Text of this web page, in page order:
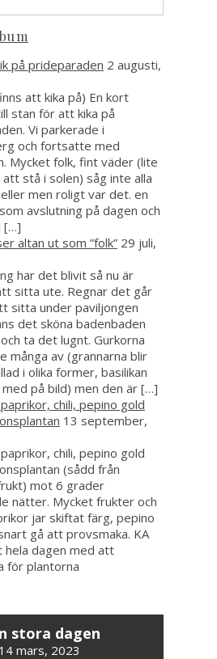
på prideparaden 2 augusti,
att kika på) En kort
stan för att kika på
Vi parkerade i
och fortsatte med
Mycket folk, fint väder (lite
stå i solen) såg inte alla
men roligt var det. en
avslutning på dagen och
[…]
altan ut som ”folk” 29 juli,
har det blivit så nu är
sitta ute. Regnar det går
sitta under paviljongen
det sköna badenbaden
ta det lugnt. Gurkorna
många av (grannarna blir
i olika former, basilikan
på bild) men den är […]
chili, pepino gold
13 september,
chili, pepino gold
(sådd från
mot 6 grader
nätter. Mycket frukter och
jar skiftat färg, pepino
gå att provsmaka. KA
hela dagen med att
för plantorna
stora dagen
14 mars, 2023